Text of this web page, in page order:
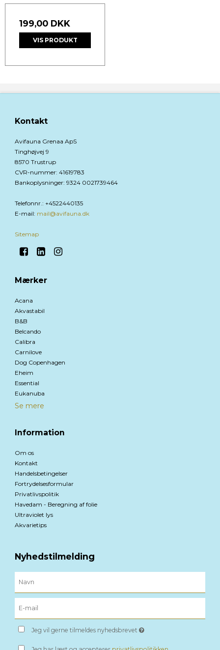
199,00 DKK
VIS PRODUKT
Kontakt
Avifauna Grenaa ApS
Tinghøjvej 9
8570 Trustrup
CVR-nummer: 41619783
Bankoplysninger: 9324 0021739464
Telefonnr.: +4522440135
E-mail: mail@avifauna.dk
Sitemap
Mærker
Acana
Akvastabil
B&B
Belcando
Calibra
Carnilove
Dog Copenhagen
Eheim
Essential
Eukanuba
Se mere
Information
Om os
Kontakt
Handelsbetingelser
Fortrydelsesformular
Privatlivspolitik
Havedam - Beregning af folie
Ultraviolet lys
Akvarietips
Nyhedstilmelding
Jeg vil gerne tilmeldes nyhedsbrevet